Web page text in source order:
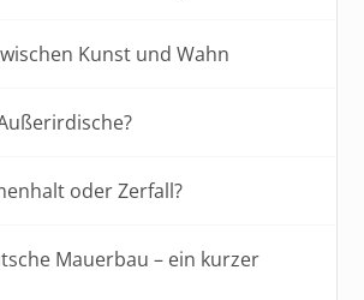
Kunst und Wahn
oder Zerfall?
Mauerbau – ein kurzer